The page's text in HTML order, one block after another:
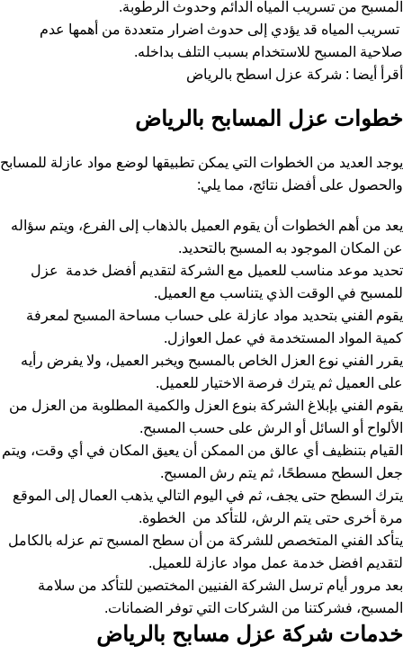
المسبح من تسريب المياه الدائم وحدوث الرطوبة.
تسريب المياه قد يؤدي إلى حدوث اضرار متعددة من أهمها عدم
صلاحية المسبح للاستخدام بسبب التلف بداخله.
أقرأ أيضا : شركة عزل اسطح بالرياض
خطوات عزل المسابح بالرياض
يوجد العديد من الخطوات التي يمكن تطبيقها لوضع مواد عازلة للمسابح
والحصول على أفضل نتائج، مما يلي:
يعد من أهم الخطوات أن يقوم العميل بالذهاب إلى الفرع، ويتم سؤاله
عن المكان الموجود به المسبح بالتحديد.
تحديد موعد مناسب للعميل مع الشركة لتقديم أفضل خدمة عزل
للمسبح في الوقت الذي يتناسب مع العميل.
يقوم الفني بتحديد مواد عازلة على حساب مساحة المسبح لمعرفة
كمية المواد المستخدمة في عمل العوازل.
يقرر الفني نوع العزل الخاص بالمسبح ويخبر العميل، ولا يفرض رأيه
على العميل ثم يترك فرصة الاختيار للعميل.
يقوم الفني بإبلاغ الشركة بنوع العزل والكمية المطلوبة من العزل من
الألواح أو السائل أو الرش على حسب المسبح.
القيام بتنظيف أي عالق من الممكن أن يعيق المكان في أي وقت، ويتم
جعل السطح مسطحًا، ثم يتم رش المسبح.
يترك السطح حتى يجف، ثم في اليوم التالي يذهب العمال إلى الموقع
مرة أخرى حتى يتم الرش، للتأكد من الخطوة.
يتأكد الفني المتخصص للشركة من أن سطح المسبح تم عزله بالكامل
لتقديم افضل خدمة عمل مواد عازلة للعميل.
بعد مرور أيام ترسل الشركة الفنيين المختصين للتأكد من سلامة
المسبح، فشركتنا من الشركات التي توفر الضمانات.
خدمات شركة عزل مسابح بالرياض